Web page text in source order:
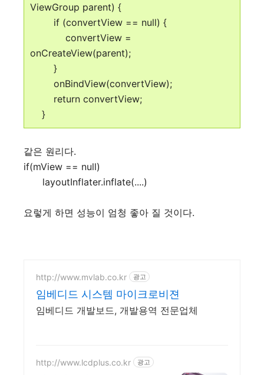
ViewGroup parent) {
if (convertView == null) {
convertView =
onCreateView(parent);
}
onBindView(convertView);
return convertView;
}
같은 원리다.
if(mView == null)
layoutInflater.inflate(....)
요렇게 하면 성능이 엄청 좋아 질 것이다.
http://www.mvlab.co.kr 광고
임베디드 시스템 마이크로비젼
임베디드 개발보드, 개발용역 전문업체
http://www.lcdplus.co.kr 광고